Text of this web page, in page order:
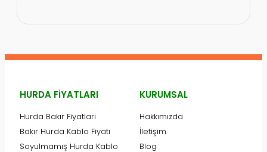
HURDA FIYATLARI
Hurda Bakır Fiyatları
Bakır Hurda Kablo Fiyatı
Soyulmamış Hurda Kablo
KURUMSAL
Hakkımızda
İletişim
Blog